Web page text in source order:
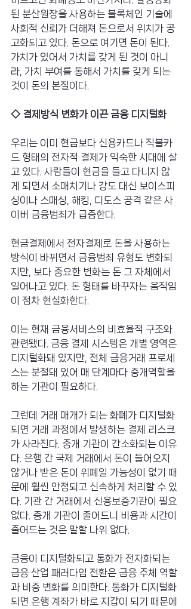
된 분산원장을 사용하는 블록체인 기술에
사회적 신뢰가 더해져 돈으로서 위치가 공
고화되고 있다. 돈으로 여기면 돈이 된다.
가치가 있어서 가치를 갖게 된 것이 아니
라, 가치 부여를 통해서 가치를 갖게 되는
것이 돈의 본질이다.
◇ 결제방식 변화가 이끈 금융 디지털화
우리는 이미 현금보다 신용카드나 직불카
드 형태의 전자적 결제가 익숙한 시대에 살
고 있다. 사람들이 현금을 들고 다니지 않
게 되면서 소매치기나 강도 대신 보이스피
싱이나 스매싱, 해킹, 디도스 공격 같은 사
이버 금융범죄가 급증한다.
현금결제에서 전자결제로 돈을 사용하는
방식이 바뀌면서 금융범죄 유형도 변화되
지만, 보다 중요한 변화는 돈 그 자체에서
일어나고 있다. 돈 형태를 바꾸자는 움직임
이 점차 현실화한다.
이는 현재 금융서비스의 비효율적 구조와
관련됐다. 금융 결제 시스템은 개별 영역은
디지털화돼 있지만, 전체 금융거래 프로세
스는 분절돼 있어 매 단계마다 중개역할을
하는 기관이 필요하다.
그런데 거래 매개가 되는 화폐가 디지털화
되면 거래 과정에서 발생하는 결제 리스크
가 사라진다. 중개 기관이 간소화되는 이유
다. 은행 간 국제 거래에서 돈이 들어오지
않거나 받은 돈이 위폐일 가능성이 없기 때
문에 훨씬 안정되고 신속하게 처리할 수 있
다. 기관 간 거래에서 신용보증기관이 필요
없다. 중개 기관이 줄어드니 비용과 시간이
줄어드는 것은 말할 나위 없다.
금융이 디지털화되고 통화가 전자화되는
금융 산업 패러다임 전환은 금융 주체 역할
과 비중 변화를 의미한다. 통화가 디지털화
되면 은행 계좌가 바로 지갑이 되기 때문에